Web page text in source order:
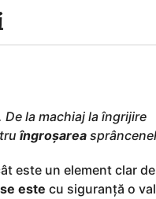
la machiaj la îngrijire
îngroșarea
este un element clar
este cu siguranță o